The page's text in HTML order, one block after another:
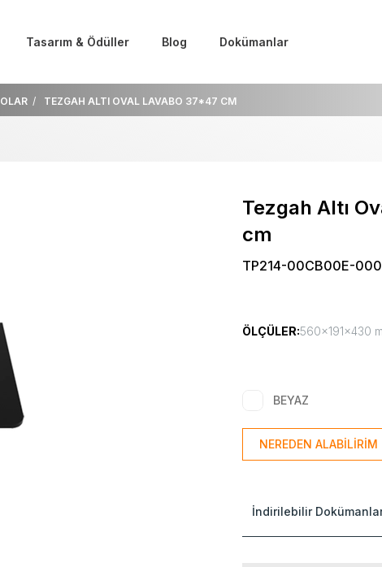
Tasarım & Ödüller Blog Dokümanlar
TEZGAH ALTI OVAL LAVABO 37*47 CM
Tezgah Altı
cm
TP214-00CB00E-
ÖLÇÜLER:560x191x430
BEYAZ
NEREDEN ALABİLİRİM
İndirilebilir